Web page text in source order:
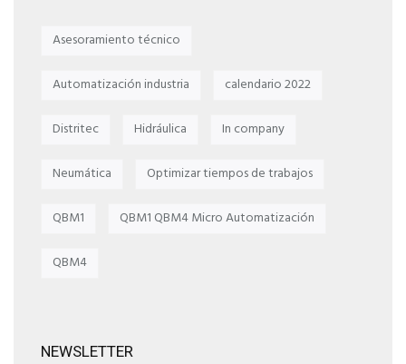
Asesoramiento técnico
Automatización industria calendario 2022
Distritec Hidráulica In company
Neumática Optimizar tiempos de trabajos
QBM1 QBM1 QBM4 Micro Automatización
QBM4
NEWSLETTER